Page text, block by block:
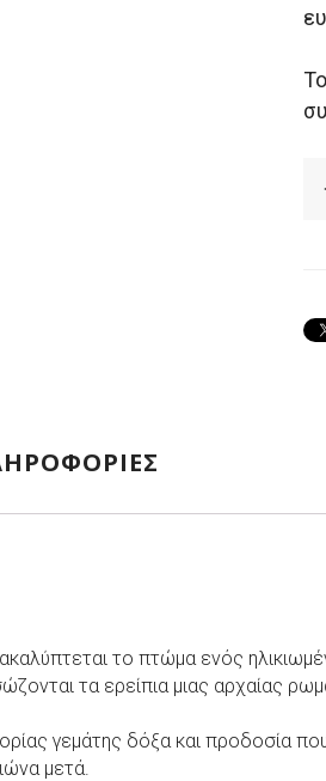
το πτώμα ενός
τα ερείπια μιας αρχαίας
γεμάτης δόξα και προδοσία
μετά.